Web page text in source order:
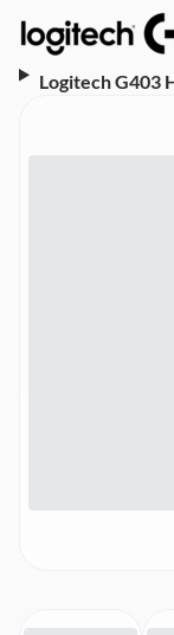
Logitech G403